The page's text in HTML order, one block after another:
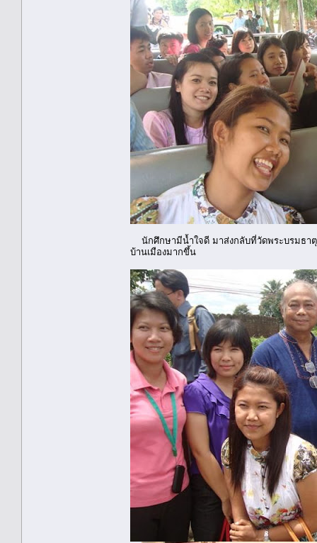
นักศึกษามีน้ำใจดี มาส่งกลับที่วัดพระบรมธาตุ
บ้านเมืองมากขึ้น